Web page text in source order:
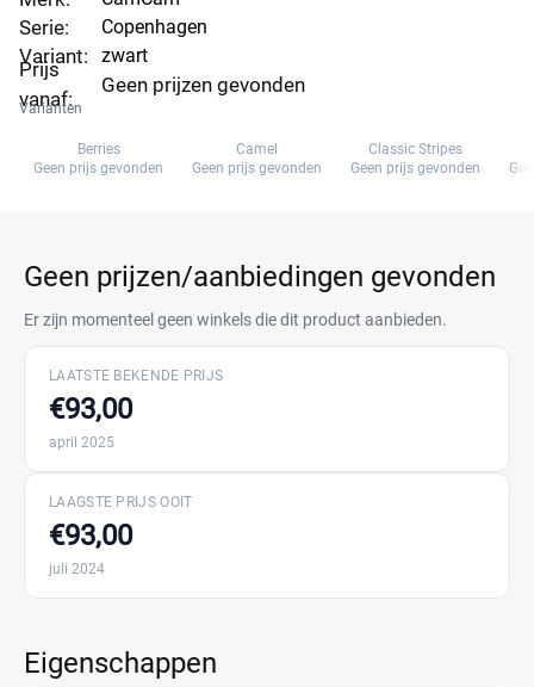
Serie:
Variant:
Prijs
vanaf:
Copenhagen
zwart
Geen prijzen gevonden
Varianten
Berries
Geen prijs gevonden
Camel
Geen prijs gevonden
Classic Stripes
Geen prijs gevonden
Geen prijzen/aanbiedingen gevonden
Er zijn momenteel geen winkels die dit product aanbieden.
LAATSTE BEKENDE PRIJS
€93,00
april 2025
LAAGSTE PRIJS OOIT
€93,00
juli 2024
Eigenschappen